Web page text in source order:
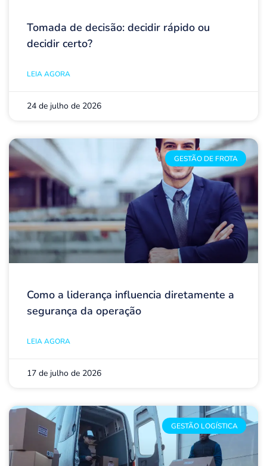
Tomada de decisão: decidir rápido ou
decidir certo?
LEIA AGORA
24 de julho de 2026
GESTÃO DE FROTA
Como a liderança influencia diretamente a
segurança da operação
LEIA AGORA
17 de julho de 2026
GESTÃO LOGÍSTICA